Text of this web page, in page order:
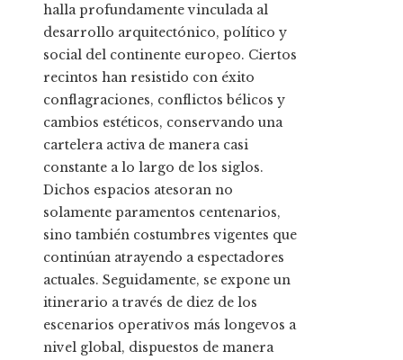
halla profundamente vinculada al
desarrollo arquitectónico, político y
social del continente europeo. Ciertos
recintos han resistido con éxito
conflagraciones, conflictos bélicos y
cambios estéticos, conservando una
cartelera activa de manera casi
constante a lo largo de los siglos.
Dichos espacios atesoran no
solamente paramentos centenarios,
sino también costumbres vigentes que
continúan atrayendo a espectadores
actuales. Seguidamente, se expone un
itinerario a través de diez de los
escenarios operativos más longevos a
nivel global, dispuestos de manera